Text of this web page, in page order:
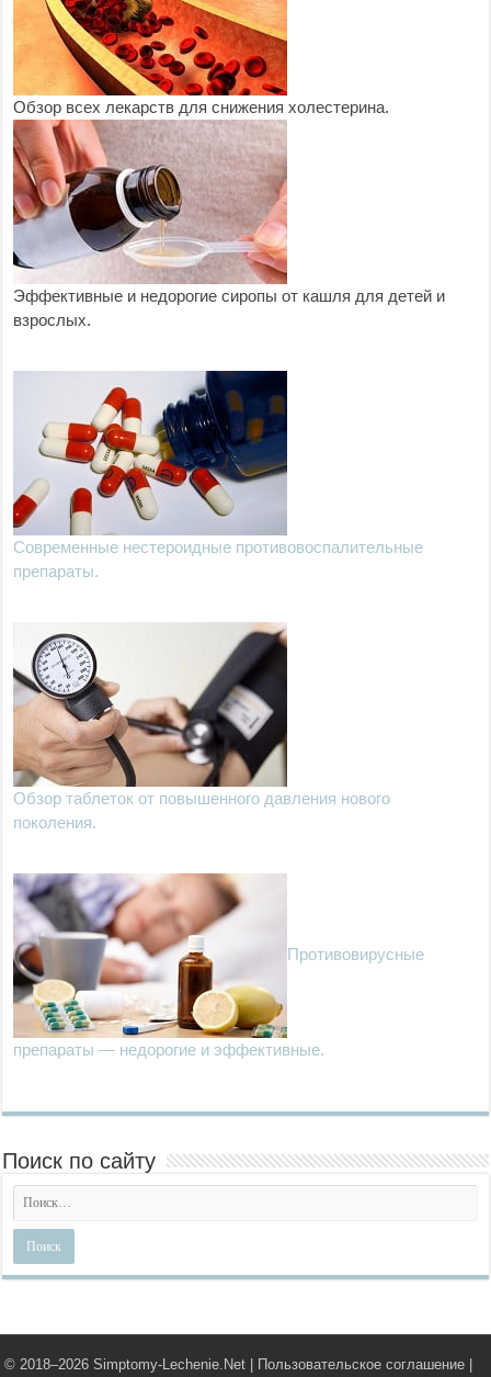
Обзор всех лекарств для снижения холестерина.
Эффективные и недорогие сиропы от кашля для детей и
взрослых.
Современные нестероидные противовоспалительные
препараты.
Обзор таблеток от повышенного давления нового
поколения.
Противовирусные
препараты — недорогие и эффективные.
Поиск по сайту
© 2018–2026 Simptomy-Lechenie.Net | Пользовательское соглашение |